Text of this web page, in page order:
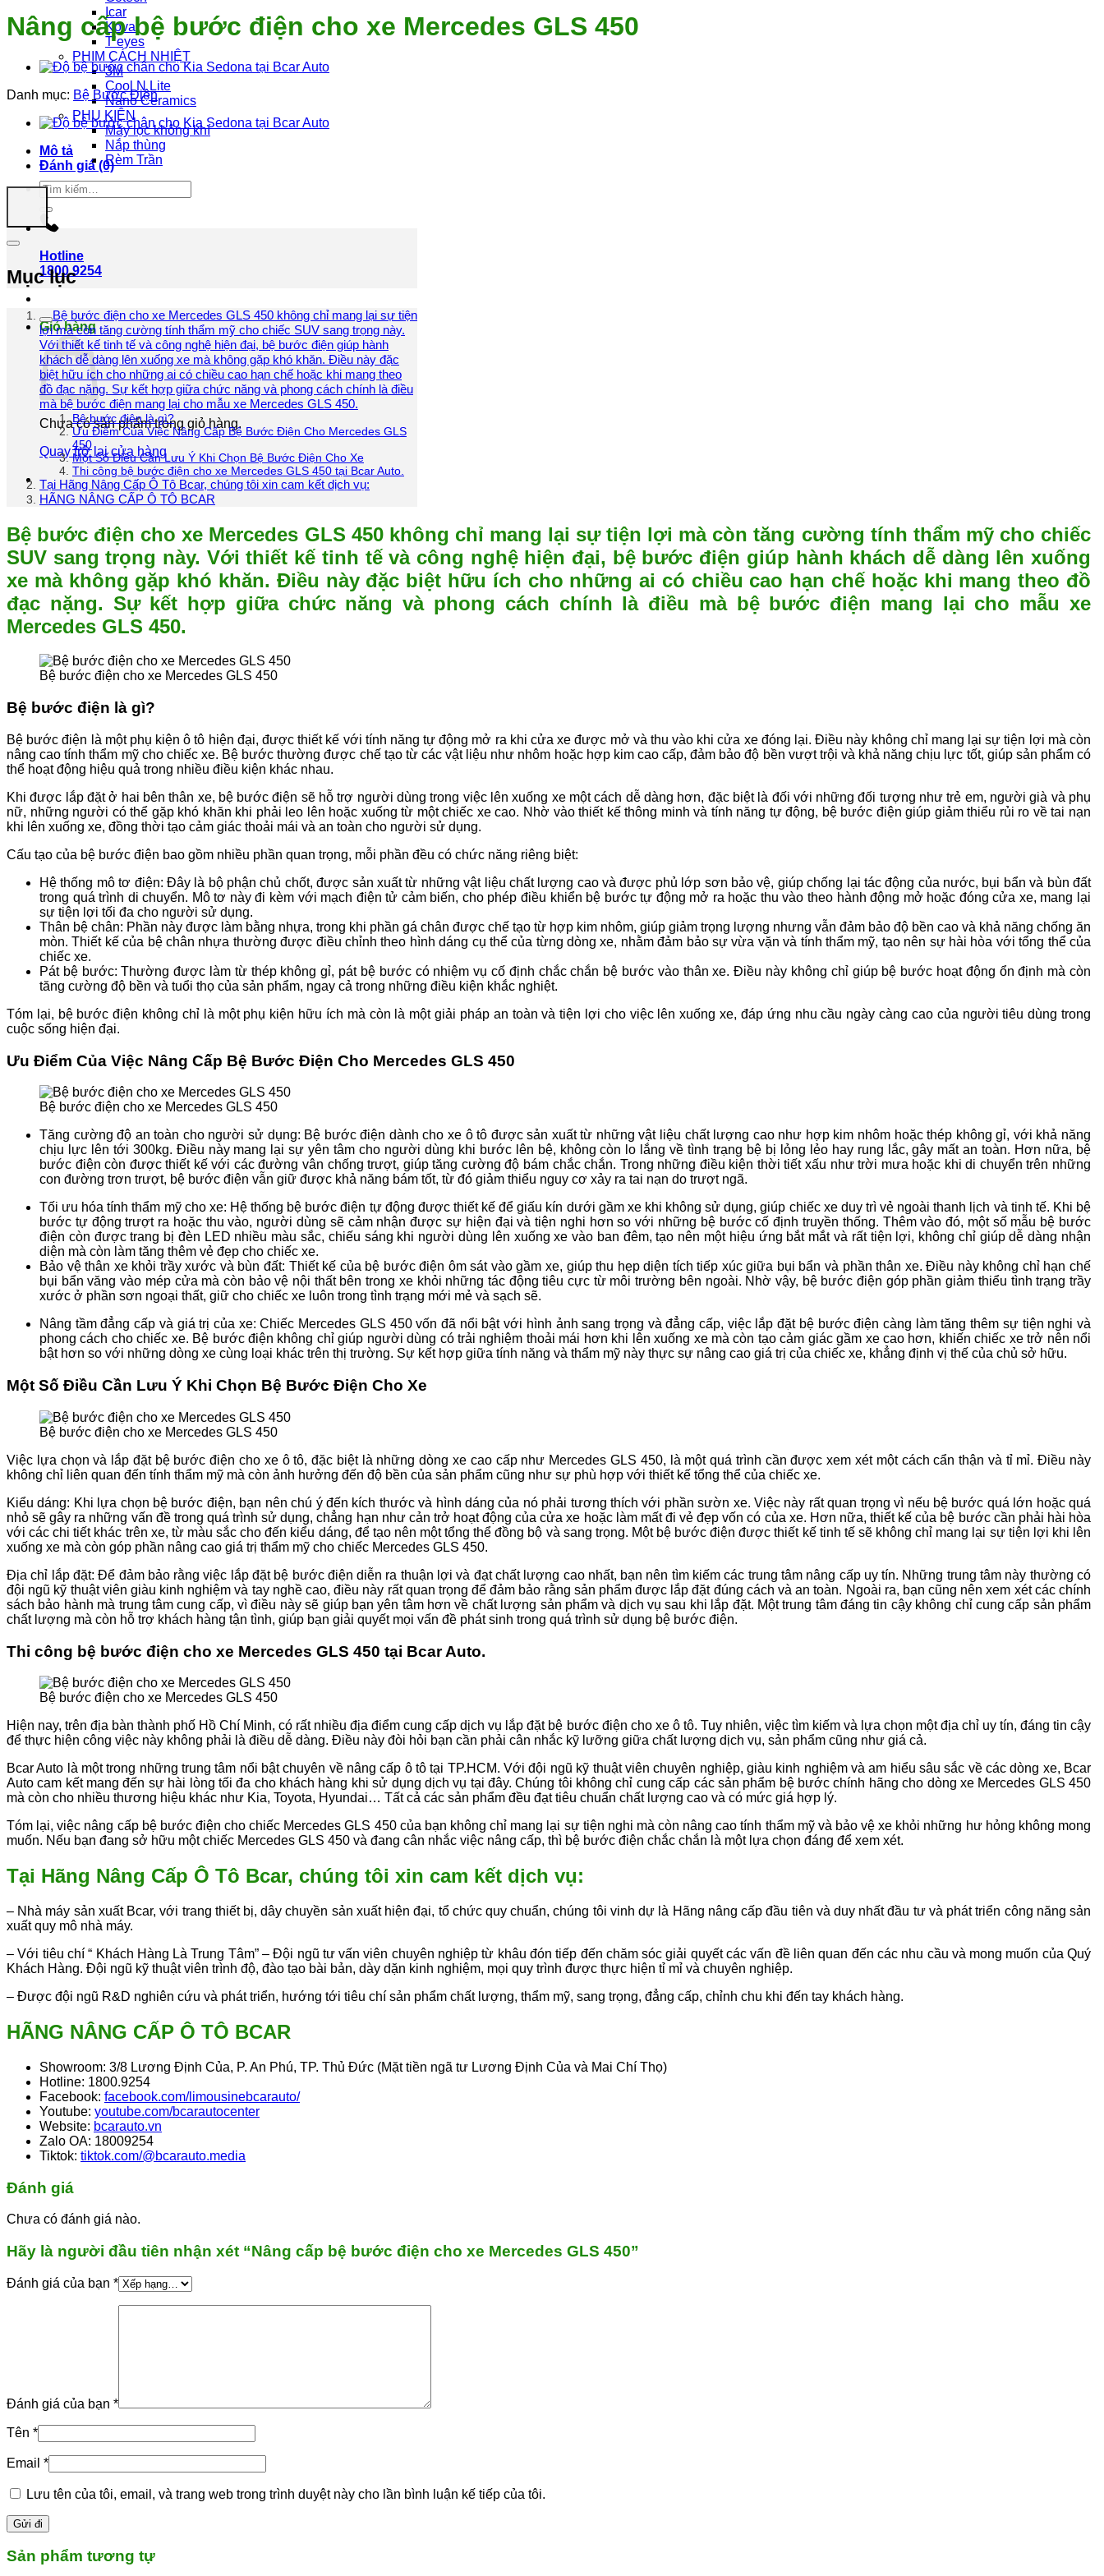
Icar
Kovar
T’eyes
PHIM CÁCH NHIỆT
3M
Cool N Lite
Nano Ceramics
PHỤ KIỆN
Máy lọc không khí
Nắp thùng
Rèm Trần
Tìm
kiếm:
Hotline
1800.9254
Giỏ hàng
Chưa có sản phẩm trong giỏ hàng.
Quay trở lại cửa hàng
Nâng cấp bệ bước điện cho xe Mercedes GLS 450
Danh mục: Bệ Bước Điện
Mô tả
Đánh giá (0)
Mục lục
Bệ bước điện cho xe Mercedes GLS 450 không chỉ mang lại sự tiện
lợi mà còn tăng cường tính thẩm mỹ cho chiếc SUV sang trọng này.
Với thiết kế tinh tế và công nghệ hiện đại, bệ bước điện giúp hành
khách dễ dàng lên xuống xe mà không gặp khó khăn. Điều này đặc
biệt hữu ích cho những ai có chiều cao hạn chế hoặc khi mang theo
đồ đạc nặng. Sự kết hợp giữa chức năng và phong cách chính là điều
mà bệ bước điện mang lại cho mẫu xe Mercedes GLS 450.
Bệ bước điện là gì?
Ưu Điểm Của Việc Nâng Cấp Bệ Bước Điện Cho Mercedes GLS
450
Một Số Điều Cần Lưu Ý Khi Chọn Bệ Bước Điện Cho Xe
Thi công bệ bước điện cho xe Mercedes GLS 450 tại Bcar Auto.
Tại Hãng Nâng Cấp Ô Tô Bcar, chúng tôi xin cam kết dịch vụ:
HÃNG NÂNG CẤP Ô TÔ BCAR
Bệ bước điện cho xe Mercedes GLS 450 không chỉ mang lại sự tiện lợi mà còn tăng cường tính thẩm mỹ cho chiếc
SUV sang trọng này. Với thiết kế tinh tế và công nghệ hiện đại, bệ bước điện giúp hành khách dễ dàng lên xuống
xe mà không gặp khó khăn. Điều này đặc biệt hữu ích cho những ai có chiều cao hạn chế hoặc khi mang theo đồ
đạc nặng. Sự kết hợp giữa chức năng và phong cách chính là điều mà bệ bước điện mang lại cho mẫu xe
Mercedes GLS 450.
Bệ bước điện cho xe Mercedes GLS 450
Bệ bước điện là gì?
Bệ bước điện là một phụ kiện ô tô hiện đại, được thiết kế với tính năng tự động mở ra khi cửa xe được mở và thu vào khi cửa xe đóng lại. Điều này không chỉ mang lại sự tiện lợi mà còn
nâng cao tính thẩm mỹ cho chiếc xe. Bệ bước thường được chế tạo từ các vật liệu như nhôm hoặc hợp kim cao cấp, đảm bảo độ bền vượt trội và khả năng chịu lực tốt, giúp sản phẩm có
thể hoạt động hiệu quả trong nhiều điều kiện khác nhau.
Khi được lắp đặt ở hai bên thân xe, bệ bước điện sẽ hỗ trợ người dùng trong việc lên xuống xe một cách dễ dàng hơn, đặc biệt là đối với những đối tượng như trẻ em, người già và phụ
nữ, những người có thể gặp khó khăn khi phải leo lên hoặc xuống từ một chiếc xe cao. Nhờ vào thiết kế thông minh và tính năng tự động, bệ bước điện giúp giảm thiểu rủi ro về tai nạn
khi lên xuống xe, đồng thời tạo cảm giác thoải mái và an toàn cho người sử dụng.
Cấu tạo của bệ bước điện bao gồm nhiều phần quan trọng, mỗi phần đều có chức năng riêng biệt:
Hệ thống mô tơ điện: Đây là bộ phận chủ chốt, được sản xuất từ những vật liệu chất lượng cao và được phủ lớp sơn bảo vệ, giúp chống lại tác động của nước, bụi bẩn và bùn đất
trong quá trình di chuyển. Mô tơ này đi kèm với mạch điện tử cảm biến, cho phép điều khiển bệ bước tự động mở ra hoặc thu vào theo hành động mở hoặc đóng cửa xe, mang lại
sự tiện lợi tối đa cho người sử dụng.
Thân bệ chân: Phần này được làm bằng nhựa, trong khi phần gá chân được chế tạo từ hợp kim nhôm, giúp giảm trọng lượng nhưng vẫn đảm bảo độ bền cao và khả năng chống ăn
mòn. Thiết kế của bệ chân nhựa thường được điều chỉnh theo hình dáng cụ thể của từng dòng xe, nhằm đảm bảo sự vừa vặn và tính thẩm mỹ, tạo nên sự hài hòa với tổng thể của
chiếc xe.
Pát bệ bước: Thường được làm từ thép không gỉ, pát bệ bước có nhiệm vụ cố định chắc chắn bệ bước vào thân xe. Điều này không chỉ giúp bệ bước hoạt động ổn định mà còn
tăng cường độ bền và tuổi thọ của sản phẩm, ngay cả trong những điều kiện khắc nghiệt.
Tóm lại, bệ bước điện không chỉ là một phụ kiện hữu ích mà còn là một giải pháp an toàn và tiện lợi cho việc lên xuống xe, đáp ứng nhu cầu ngày càng cao của người tiêu dùng trong
cuộc sống hiện đại.
Ưu Điểm Của Việc Nâng Cấp Bệ Bước Điện Cho Mercedes GLS 450
Bệ bước điện cho xe Mercedes GLS 450
Tăng cường độ an toàn cho người sử dụng: Bệ bước điện dành cho xe ô tô được sản xuất từ những vật liệu chất lượng cao như hợp kim nhôm hoặc thép không gỉ, với khả năng
chịu lực lên tới 300kg. Điều này mang lại sự yên tâm cho người dùng khi bước lên bệ, không còn lo lắng về tình trạng bệ bị lỏng lẻo hay rung lắc, gây mất an toàn. Hơn nữa, bệ
bước điện còn được thiết kế với các đường vân chống trượt, giúp tăng cường độ bám chắc chắn. Trong những điều kiện thời tiết xấu như trời mưa hoặc khi di chuyển trên những
con đường trơn trượt, bệ bước điện vẫn giữ được khả năng bám tốt, từ đó giảm thiểu nguy cơ xảy ra tai nạn do trượt ngã.
Tối ưu hóa tính thẩm mỹ cho xe: Hệ thống bệ bước điện tự động được thiết kế để giấu kín dưới gầm xe khi không sử dụng, giúp chiếc xe duy trì vẻ ngoài thanh lịch và tinh tế. Khi bệ
bước tự động trượt ra hoặc thu vào, người dùng sẽ cảm nhận được sự hiện đại và tiện nghi hơn so với những bệ bước cố định truyền thống. Thêm vào đó, một số mẫu bệ bước
điện còn được trang bị đèn LED nhiều màu sắc, chiếu sáng khi người dùng lên xuống xe vào ban đêm, tạo nên một hiệu ứng bắt mắt và rất tiện lợi, không chỉ giúp dễ dàng nhận
diện mà còn làm tăng thêm vẻ đẹp cho chiếc xe.
Bảo vệ thân xe khỏi trầy xước và bùn đất: Thiết kế của bệ bước điện ôm sát vào gầm xe, giúp thu hẹp diện tích tiếp xúc giữa bụi bẩn và phần thân xe. Điều này không chỉ hạn chế
bụi bẩn văng vào mép cửa mà còn bảo vệ nội thất bên trong xe khỏi những tác động tiêu cực từ môi trường bên ngoài. Nhờ vậy, bệ bước điện góp phần giảm thiểu tình trạng trầy
xước ở phần sơn ngoại thất, giữ cho chiếc xe luôn trong tình trạng mới mẻ và sạch sẽ.
Nâng tầm đẳng cấp và giá trị của xe: Chiếc Mercedes GLS 450 vốn đã nổi bật với hình ảnh sang trọng và đẳng cấp, việc lắp đặt bệ bước điện càng làm tăng thêm sự tiện nghi và
phong cách cho chiếc xe. Bệ bước điện không chỉ giúp người dùng có trải nghiệm thoải mái hơn khi lên xuống xe mà còn tạo cảm giác gầm xe cao hơn, khiến chiếc xe trở nên nổi
bật hơn so với những dòng xe cùng loại khác trên thị trường. Sự kết hợp giữa tính năng và thẩm mỹ này thực sự nâng cao giá trị của chiếc xe, khẳng định vị thế của chủ sở hữu.
Một Số Điều Cần Lưu Ý Khi Chọn Bệ Bước Điện Cho Xe
Bệ bước điện cho xe Mercedes GLS 450
Việc lựa chọn và lắp đặt bệ bước điện cho xe ô tô, đặc biệt là những dòng xe cao cấp như Mercedes GLS 450, là một quá trình cần được xem xét một cách cẩn thận và tỉ mỉ. Điều này
không chỉ liên quan đến tính thẩm mỹ mà còn ảnh hưởng đến độ bền của sản phẩm cũng như sự phù hợp với thiết kế tổng thể của chiếc xe.
Kiểu dáng: Khi lựa chọn bệ bước điện, bạn nên chú ý đến kích thước và hình dáng của nó phải tương thích với phần sườn xe. Việc này rất quan trọng vì nếu bệ bước quá lớn hoặc quá
nhỏ sẽ gây ra những vấn đề trong quá trình sử dụng, chẳng hạn như cản trở hoạt động của cửa xe hoặc làm mất đi vẻ đẹp vốn có của xe. Hơn nữa, thiết kế của bệ bước cần phải hài hòa
với các chi tiết khác trên xe, từ màu sắc cho đến kiểu dáng, để tạo nên một tổng thể đồng bộ và sang trọng. Một bệ bước điện được thiết kế tinh tế sẽ không chỉ mang lại sự tiện lợi khi lên
xuống xe mà còn góp phần nâng cao giá trị thẩm mỹ cho chiếc Mercedes GLS 450.
Địa chỉ lắp đặt: Để đảm bảo rằng việc lắp đặt bệ bước điện diễn ra thuận lợi và đạt chất lượng cao nhất, bạn nên tìm kiếm các trung tâm nâng cấp uy tín. Những trung tâm này thường có
đội ngũ kỹ thuật viên giàu kinh nghiệm và tay nghề cao, điều này rất quan trọng để đảm bảo rằng sản phẩm được lắp đặt đúng cách và an toàn. Ngoài ra, bạn cũng nên xem xét các chính
sách bảo hành mà trung tâm cung cấp, vì điều này sẽ giúp bạn yên tâm hơn về chất lượng sản phẩm và dịch vụ sau khi lắp đặt. Một trung tâm đáng tin cậy không chỉ cung cấp sản phẩm
chất lượng mà còn hỗ trợ khách hàng tận tình, giúp bạn giải quyết mọi vấn đề phát sinh trong quá trình sử dụng bệ bước điện.
Thi công bệ bước điện cho xe Mercedes GLS 450 tại Bcar Auto.
Bệ bước điện cho xe Mercedes GLS 450
Hiện nay, trên địa bàn thành phố Hồ Chí Minh, có rất nhiều địa điểm cung cấp dịch vụ lắp đặt bệ bước điện cho xe ô tô. Tuy nhiên, việc tìm kiếm và lựa chọn một địa chỉ uy tín, đáng tin cậy
để thực hiện công việc này không phải là điều dễ dàng. Điều này đòi hỏi bạn cần phải cân nhắc kỹ lưỡng giữa chất lượng dịch vụ, sản phẩm cũng như giá cả.
Bcar Auto là một trong những trung tâm nổi bật chuyên về nâng cấp ô tô tại TP.HCM. Với đội ngũ kỹ thuật viên chuyên nghiệp, giàu kinh nghiệm và am hiểu sâu sắc về các dòng xe, Bcar
Auto cam kết mang đến sự hài lòng tối đa cho khách hàng khi sử dụng dịch vụ tại đây. Chúng tôi không chỉ cung cấp các sản phẩm bệ bước chính hãng cho dòng xe Mercedes GLS 450
mà còn cho nhiều thương hiệu khác như Kia, Toyota, Hyundai… Tất cả các sản phẩm đều đạt tiêu chuẩn chất lượng cao và có mức giá hợp lý.
Tóm lại, việc nâng cấp bệ bước điện cho chiếc Mercedes GLS 450 của bạn không chỉ mang lại sự tiện nghi mà còn nâng cao tính thẩm mỹ và bảo vệ xe khỏi những hư hỏng không mong
muốn. Nếu bạn đang sở hữu một chiếc Mercedes GLS 450 và đang cân nhắc việc nâng cấp, thì bệ bước điện chắc chắn là một lựa chọn đáng để xem xét.
Tại Hãng Nâng Cấp Ô Tô Bcar, chúng tôi xin cam kết dịch vụ:
– Nhà máy sản xuất Bcar, với trang thiết bị, dây chuyền sản xuất hiện đại, tổ chức quy chuẩn, chúng tôi vinh dự là Hãng nâng cấp đầu tiên và duy nhất đầu tư và phát triển công năng sản
xuất quy mô nhà máy.
– Với tiêu chí “ Khách Hàng Là Trung Tâm” – Đội ngũ tư vấn viên chuyên nghiệp từ khâu đón tiếp đến chăm sóc giải quyết các vấn đề liên quan đến các nhu cầu và mong muốn của Quý
Khách Hàng. Đội ngũ kỹ thuật viên trình độ, đào tạo bài bản, dày dặn kinh nghiệm, mọi quy trình được thực hiện tỉ mỉ và chuyên nghiệp.
– Được đội ngũ R&D nghiên cứu và phát triển, hướng tới tiêu chí sản phẩm chất lượng, thẩm mỹ, sang trọng, đẳng cấp, chỉnh chu khi đến tay khách hàng.
HÃNG NÂNG CẤP Ô TÔ BCAR
Showroom: 3/8 Lương Định Của, P. An Phú, TP. Thủ Đức (Mặt tiền ngã tư Lương Định Của và Mai Chí Thọ)
Hotline: 1800.9254
Facebook: facebook.com/limousinebcarauto/
Youtube: youtube.com/bcarautocenter
Website: bcarauto.vn
Zalo OA: 18009254
Tiktok: tiktok.com/@bcarauto.media
Đánh giá
Chưa có đánh giá nào.
Hãy là người đầu tiên nhận xét “Nâng cấp bệ bước điện cho xe Mercedes GLS 450”
Đánh giá của bạn *
Đánh giá của bạn *
Tên *
Email *
Lưu tên của tôi, email, và trang web trong trình duyệt này cho lần bình luận kế tiếp của tôi.
Sản phẩm tương tự